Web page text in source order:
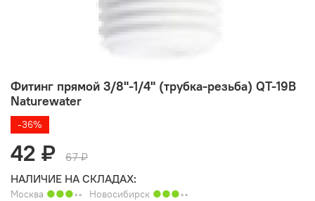
Фитинг прямой 3/8"-1/4" (трубка-резьба) QT-19B
Naturewater
-36%
42 ₽
67 ₽
НАЛИЧИЕ НА СКЛАДАХ:
Москва ●●●◦◦ Новосибирск ●●●◦◦